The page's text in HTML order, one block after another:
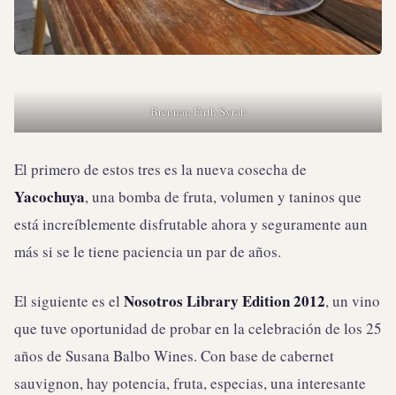
Brennan Firth Syrah
El primero de estos tres es la nueva cosecha de
Yacochuya, una bomba de fruta, volumen y taninos que
está increíblemente disfrutable ahora y seguramente aun
más si se le tiene paciencia un par de años.
El siguiente es el Nosotros Library Edition 2012, un vino
que tuve oportunidad de probar en la celebración de los 25
años de Susana Balbo Wines. Con base de cabernet
sauvignon, hay potencia, fruta, especias, una interesante